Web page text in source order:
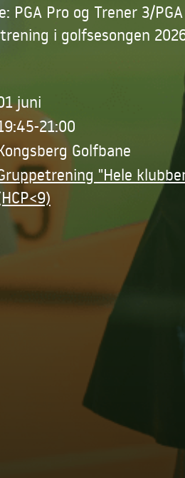
PGA Pro og Trener 3/PGA
i golfsesongen
juni
21:00
Golfbane
"Hele